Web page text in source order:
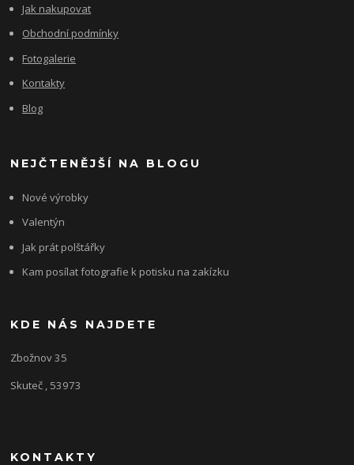
Jak nakupovat
Obchodní podmínky
Fotogalerie
Kontakty
Blog
NEJČTENĚJŠÍ NA BLOGU
Nové výrobky
Valentýn
Jak prát polštářky
Kam posílat fotografie k potisku na zakízku
KDE NÁS NAJDETE
Zbožnov 35
Skuteč , 53973
KONTAKTY